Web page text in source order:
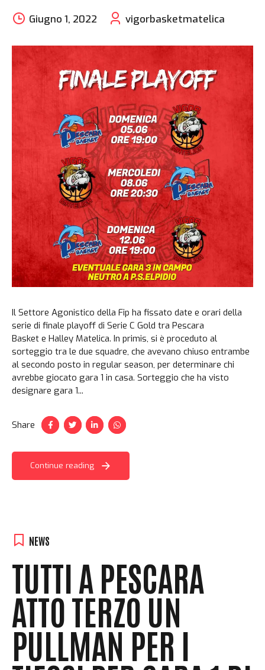
Giugno 1, 2022 vigorbasketmatelica
Il Settore Agonistico della Fip ha fissato date e orari della
serie di finale playoff di Serie C Gold tra Pescara
Basket e Halley Matelica. In primis, si è proceduto al
sorteggio tra le due squadre, che avevano chiuso entrambe
al secondo posto in regular season, per determinare chi
avrebbe giocato gara 1 in casa. Sorteggio che ha visto
designare gara 1...
Share
Continue reading
NEWS
TUTTI A PESCARA
ATTO TERZO UN
PULLMAN PER I